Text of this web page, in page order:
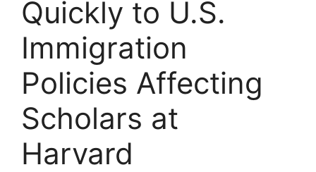
Quickly to U.S.
Immigration
Policies Affecting
Scholars at
Harvard